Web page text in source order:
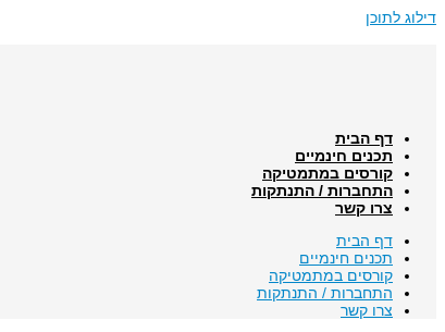
דילוג לתוכן
דף הבית
תכנים חינמיים
קורסים במתמטיקה
התחברות / התנתקות
צרו קשר
דף הבית
תכנים חינמיים
קורסים במתמטיקה
התחברות / התנתקות
צרו קשר